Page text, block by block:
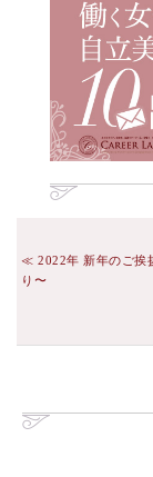
2022年 新年のご挨
り〜